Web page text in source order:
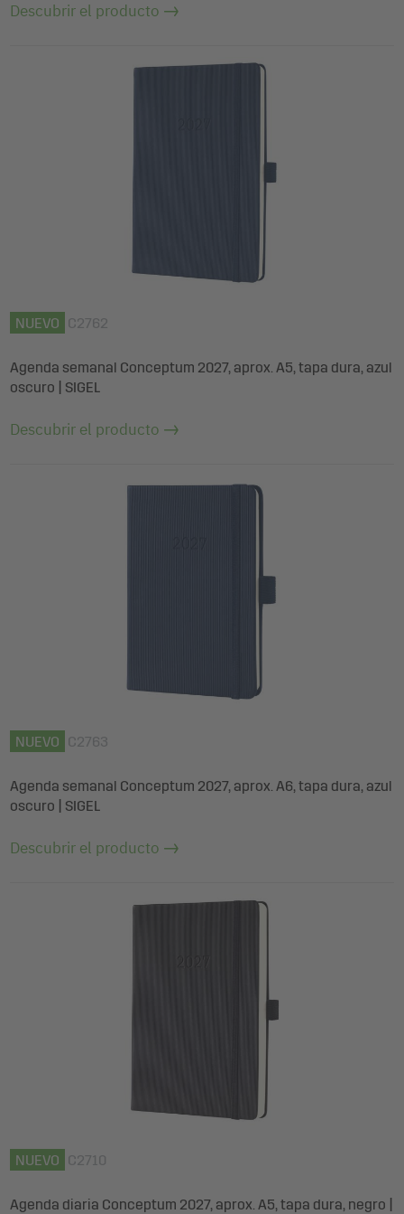
Descubrir el producto
NUEVO C2762
Agenda semanal Conceptum 2027, aprox. A5, tapa dura, azul
oscuro | SIGEL
Descubrir el producto
NUEVO C2763
Agenda semanal Conceptum 2027, aprox. A6, tapa dura, azul
oscuro | SIGEL
Descubrir el producto
NUEVO C2710
Agenda diaria Conceptum 2027, aprox. A5, tapa dura, negro |